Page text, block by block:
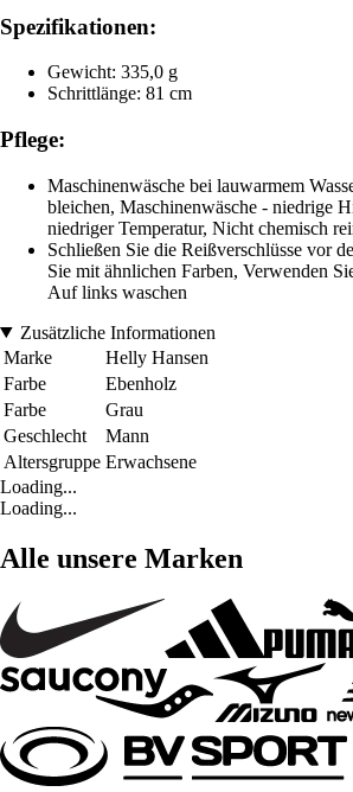
Spezifikationen:
Gewicht: 335,0 g
Schrittlänge: 81 cm
Pflege:
Maschinenwäsche bei lauwarmem
bleichen, Maschinenwäsche - niedrige
niedriger Temperatur, Nicht chemisch
Schließen Sie die Reißverschlüsse vor
Sie mit ähnlichen Farben, Verwenden
Auf links waschen
Zusätzliche Informationen
Marke
Helly Hansen
Farbe
Ebenholz
Farbe
Grau
Geschlecht
Mann
Altersgruppe Erwachsene
Loading...
Loading...
Alle unsere Marken